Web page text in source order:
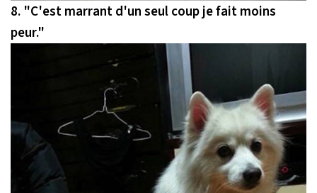
8. "C'est marrant d'un seul coup je fait moins
peur."